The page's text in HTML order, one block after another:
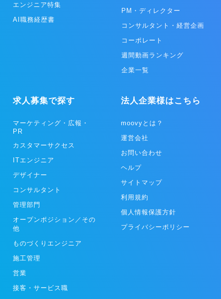
エンジニア特集
AI職務経歴書
PM・ディレクター
コンサルタント・経営企画
コーポレート
週間動画ランキング
企業一覧
求人募集で探す
マーケティング・広報・
PR
カスタマーサクセス
ITエンジニア
デザイナー
コンサルタント
管理部門
オープンポジション／その
他
ものづくりエンジニア
施工管理
営業
接客・サービス職
法人企業様はこちら
moovyとは？
運営会社
お問い合わせ
ヘルプ
サイトマップ
利用規約
個人情報保護方針
プライバシーポリシー